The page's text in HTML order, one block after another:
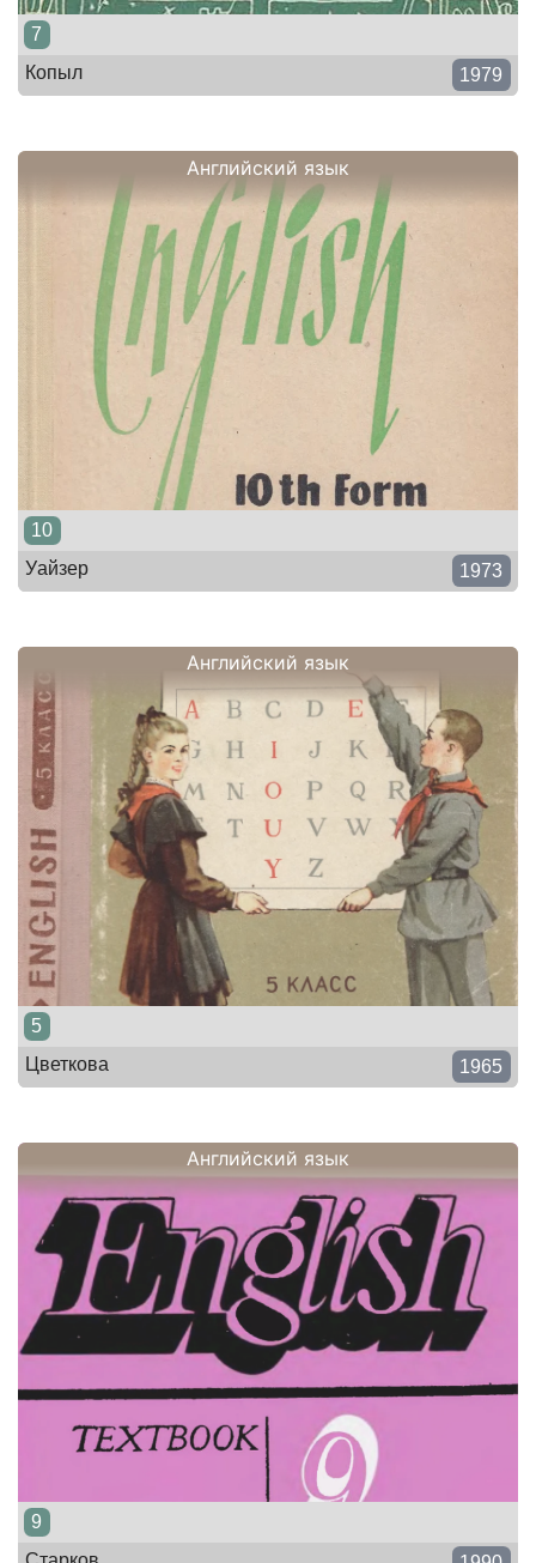
7
Копыл
1979
Английский язык
10
Уайзер
1973
Английский язык
5
Цветкова
1965
Английский язык
9